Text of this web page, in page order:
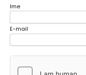
Ime
E-mail